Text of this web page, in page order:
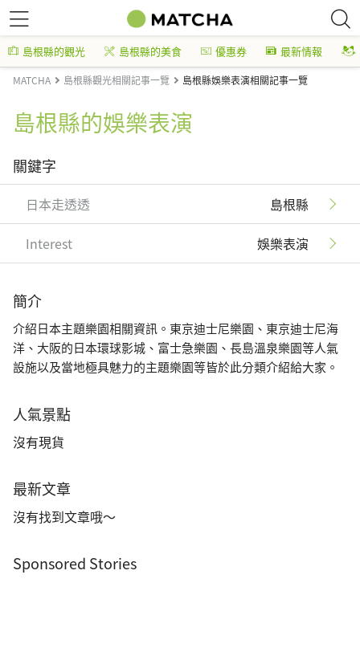
島根縣的觀光 島根縣的美食 優惠券 最新情報
MATCHA 島根縣觀光相關記事一覽 島根縣娛樂表演相關記事一覽
島根縣的娛樂表演
關鍵字
日本走透透 島根縣
Interest 娛樂表演
簡介
介紹日本主題樂園相關資訊。東京迪士尼樂園、東京迪士尼海
洋、大阪的日本環球影城、富士急樂園、長島溫泉樂園等人氣
設施以及當地極具魅力的主題樂園等皆於此分類介紹給大家。
人氣景點
沒有現貨
最新文章
沒有找到文章哦～
Sponsored Stories